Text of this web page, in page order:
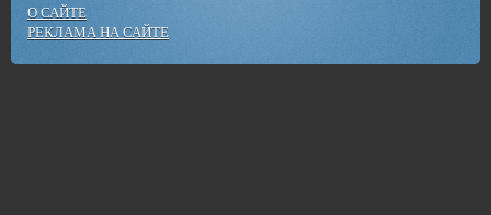
О САЙТЕ
РЕКЛАМА НА САЙТЕ